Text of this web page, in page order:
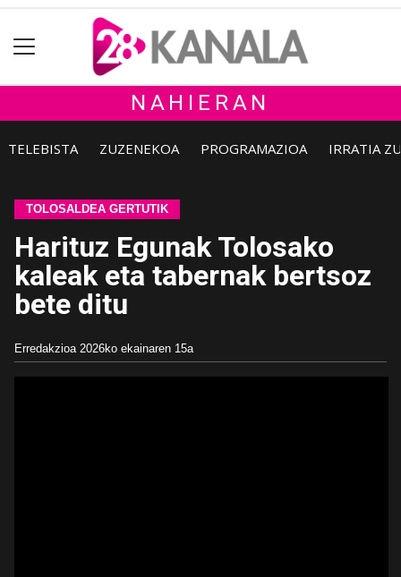
NAHIERAN
TELEBISTA ZUZENEKOA PROGRAMAZIOA IRRATIA
TOLOSALDEA GERTUTIK
Harituz Egunak Tolosako
kaleak eta tabernak bertsoz
bete ditu
Erredakzioa 2026ko ekainaren 15a